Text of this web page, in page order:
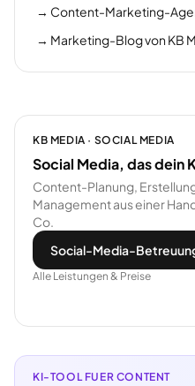
→ Content-Marketing-
→ Marketing-Blog von KB
KB MEDIA · SOCIAL MEDIA
Social Media, das dein
Content-Planung,
Management aus einer
Co.
Social-Media-
Alle Leistungen & Preise
KI-TOOL FUER CONTENT